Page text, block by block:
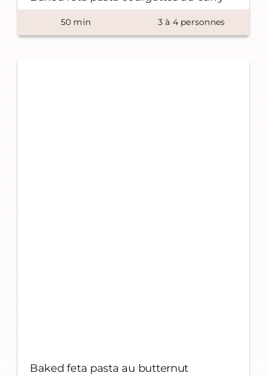
50 min 3à 4personnes
Baked feta pasta au butternut